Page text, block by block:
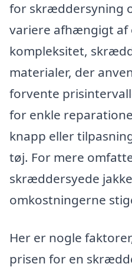
for skræddersyning
variere afhængigt af
kompleksitet,
materialer, der
forvente
for enkle
knapp eller
tøj. For mere
skræddersyede
omkostningerne
Her er nogle
prisen for en